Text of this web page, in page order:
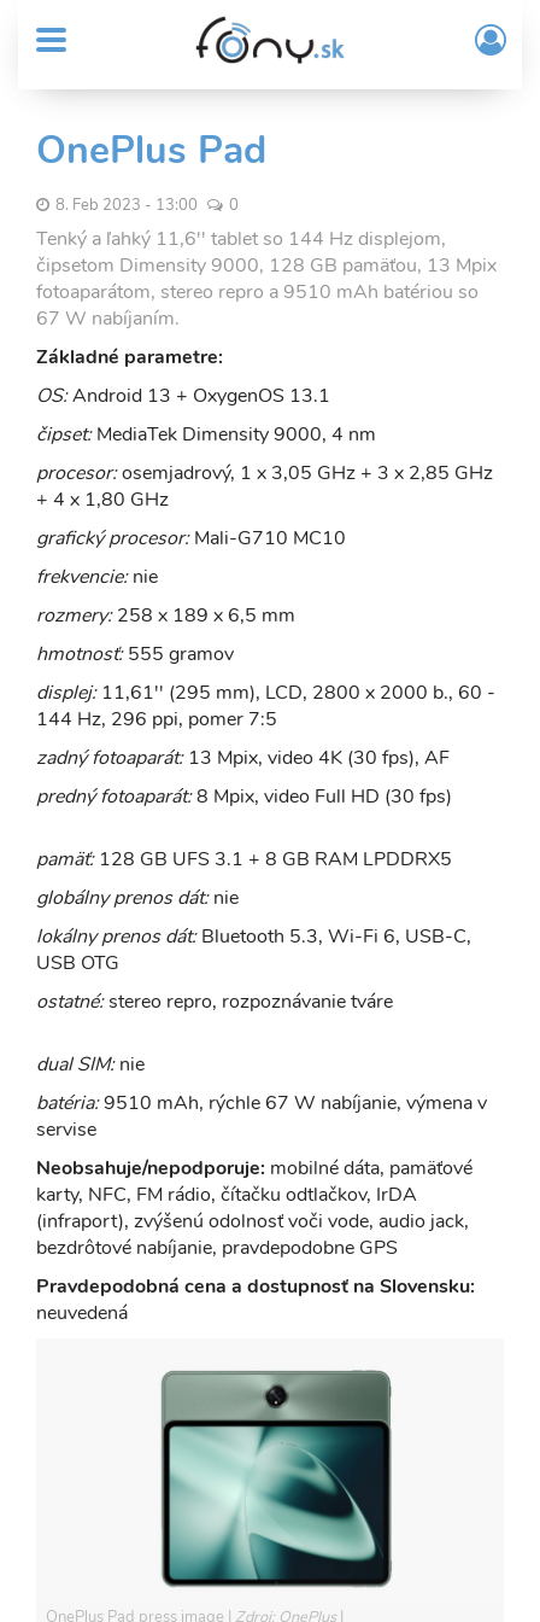
obsah
MENU
Sub
Header
menu
User
account
menu
/
OnePlus Pad
8. Feb 2023 - 13:00 0
Tenký a ľahký 11,6'' tablet so 144 Hz displejom,
čipsetom Dimensity 9000, 128 GB pamäťou, 13 Mpix
fotoaparátom, stereo repro a 9510 mAh batériou so
67 W nabíjaním.
Základné parametre:
OS:Android 13 + OxygenOS 13.1
čipset:MediaTek Dimensity 9000, 4 nm
procesor:osemjadrový, 1 x 3,05 GHz + 3 x 2,85 GHz
+ 4 x 1,80 GHz
grafický procesor:Mali-G710 MC10
frekvencie:nie
rozmery:258 x 189 x 6,5 mm
hmotnosť:555 gramov
displej: 11,61'' (295 mm), LCD, 2800 x 2000 b., 60 -
144 Hz, 296 ppi, pomer 7:5
zadný fotoaparát:13 Mpix, video 4K (30 fps), AF
predný fotoaparát:8 Mpix, video Full HD (30 fps)
pamäť: 128 GB UFS 3.1 + 8 GB RAM LPDDRX5
globálny prenos dát:nie
lokálny prenos dát:Bluetooth 5.3, Wi-Fi 6, USB-C,
USB OTG
ostatné:stereo repro, rozpoznávanie tváre
dual SIM:nie
batéria:9510 mAh, rýchle 67 W nabíjanie, výmena v
servise
Neobsahuje/nepodporuje: mobilné dáta, pamäťové
karty, NFC, FM rádio, čítačku odtlačkov, IrDA
(infraport), zvýšenú odolnosť voči vode, audio jack,
bezdrôtové nabíjanie, pravdepodobne GPS
Pravdepodobná cena a dostupnosť na Slovensku:
neuvedená
OnePlus Pad press image Zdroj: OnePlus